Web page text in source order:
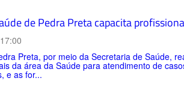
de Pedra Preta capacita
Preta, por meio da Secretaria de Saúde,
da área da Saúde para atendimento de
e as for...